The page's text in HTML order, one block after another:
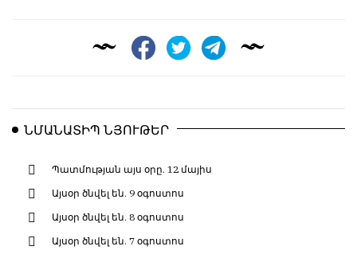
ՆՄԱՆԱՏԻՊ ՆՅՈՒԹԵՐ
Պատմության այս օրը. 12 մայիս
Այսօր ծնվել են. 9 օգոստոս
Այսօր ծնվել են. 8 օգոստոս
Այսօր ծնվել են. 7 օգոստոս